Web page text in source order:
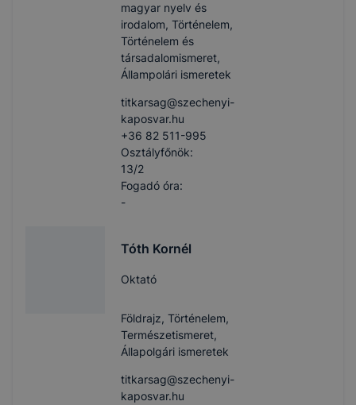
magyar nyelv és
irodalom, Történelem,
Történelem és
társadalomismeret,
Állampolári ismeretek
titkarsag​@szechenyi-
kaposvar.hu
+36 82 511-995
Osztályfőnök:
13/2
Fogadó óra:
-
Tóth Kornél
Oktató
Földrajz, Történelem,
Természetismeret,
Állapolgári ismeretek
titkarsag​@szechenyi-
kaposvar.hu